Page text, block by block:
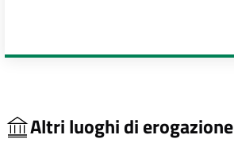
Altri luoghi di erogazione